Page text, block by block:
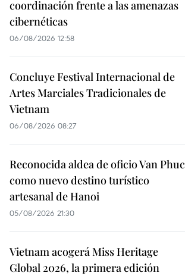
coordinación frente a las amenazas
cibernéticas
06/08/2026 12:58
Concluye Festival Internacional de
Artes Marciales Tradicionales de
Vietnam
06/08/2026 08:27
Reconocida aldea de oficio Van Phuc
como nuevo destino turístico
artesanal de Hanoi
05/08/2026 21:30
Vietnam acogerá Miss Heritage
Global 2026, la primera edición